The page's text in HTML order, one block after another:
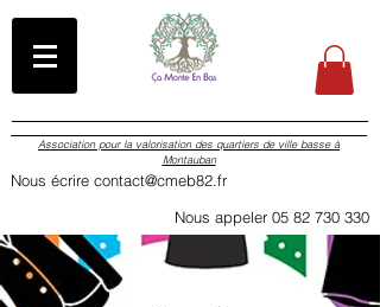
Association pour la valorisation des quartiers de ville basse à
Montauban
Nous écrire contact@cmeb82.fr
Nous appeler 05 82 730 330